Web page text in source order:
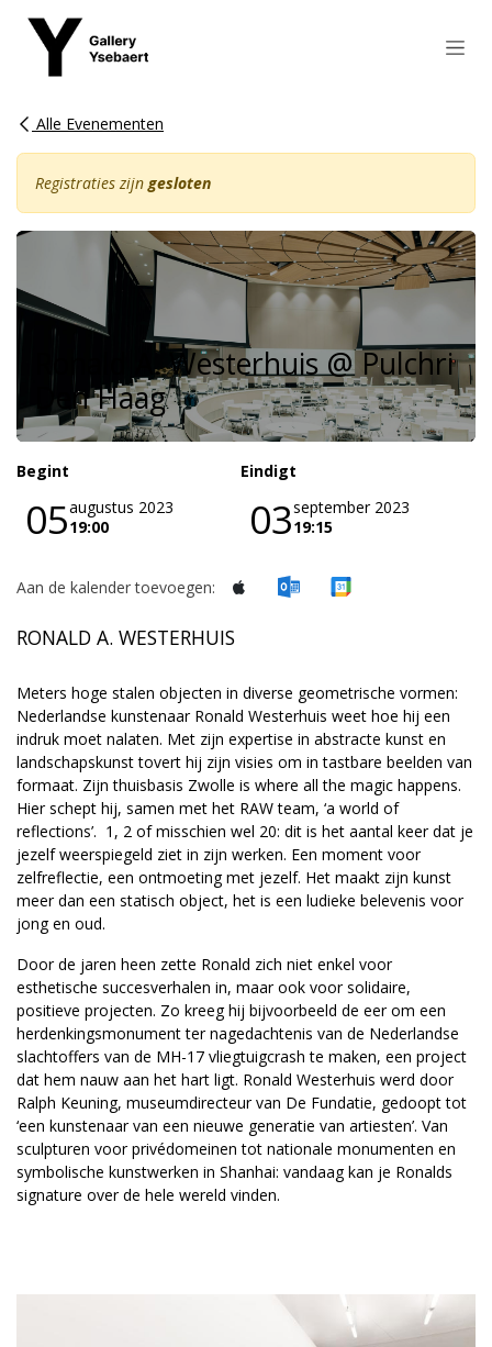
Alle Evenementen
Registraties zijngesloten
Ronald A. Westerhuis @ Pulchri
Den Haag
Begint
05augustus 2023
19:00
Eindigt
03september 2023
19:15
Aan de kalender toevoegen:
RONALD A. WESTERHUIS
Meters hoge stalen objecten in diverse geometrische vormen:
Nederlandse kunstenaar Ronald Westerhuis weet hoe hij een
indruk moet nalaten. Met zijn expertise in abstracte kunst en
landschapskunst tovert hij zijn visies om in tastbare beelden van
formaat. Zijn thuisbasis Zwolle is where all the magic happens.
Hier schept hij, samen met het RAW team, ‘a world of
reflections’. 1, 2 of misschien wel 20: dit is het aantal keer dat je
jezelf weerspiegeld ziet in zijn werken. Een moment voor
zelfreflectie, een ontmoeting met jezelf. Het maakt zijn kunst
meer dan een statisch object, het is een ludieke belevenis voor
jong en oud.
Door de jaren heen zette Ronald zich niet enkel voor
esthetische succesverhalen in, maar ook voor solidaire,
positieve projecten. Zo kreeg hij bijvoorbeeld de eer om een
herdenkingsmonument ter nagedachtenis van de Nederlandse
slachtoffers van de MH-17 vliegtuigcrash te maken, een project
dat hem nauw aan het hart ligt. Ronald Westerhuis werd door
Ralph Keuning, museumdirecteur van De Fundatie, gedoopt tot
‘een kunstenaar van een nieuwe generatie van artiesten’. Van
sculpturen voor privédomeinen tot nationale monumenten en
symbolische kunstwerken in Shanhai: vandaag kan je Ronalds
signature over de hele wereld vinden.